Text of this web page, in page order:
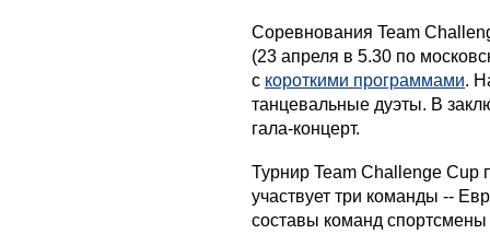
Соревнования Team
(23 апреля в 5.30 по
с короткими программами.
танцевальные дуэты. В
гала-концерт.
Турнир Team Challenge Cup
участвует три команды --
составы команд спортсмены